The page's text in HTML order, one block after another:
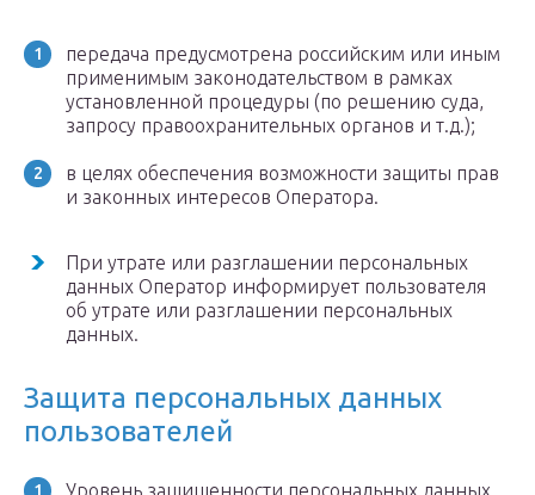
передача предусмотрена российским или иным
применимым законодательством в рамках
установленной процедуры (по решению суда,
запросу правоохранительных органов и т.д.);
в целях обеспечения возможности защиты прав
и законных интересов Оператора.
При утрате или разглашении персональных
данных Оператор информирует пользователя
об утрате или разглашении персональных
данных.
Защита персональных данных
пользователей
Уровень защищенности персональных данных